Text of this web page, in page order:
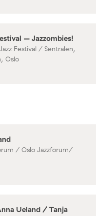
– Jazzombies!
Festival / Sentralen,
Oslo
/ Oslo Jazzforum/
Ueland / Tanja